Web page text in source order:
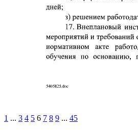
1 ... 3 4 5 6 7 8 9 ... 45